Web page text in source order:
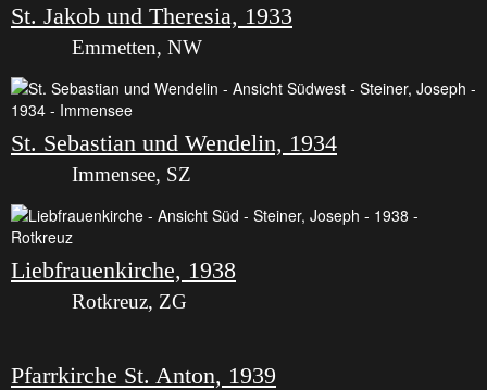
St. Jakob und Theresia, 1933
Emmetten, NW
St. Sebastian und Wendelin, 1934
Immensee, SZ
Liebfrauenkirche, 1938
Rotkreuz, ZG
Pfarrkirche St. Anton, 1939